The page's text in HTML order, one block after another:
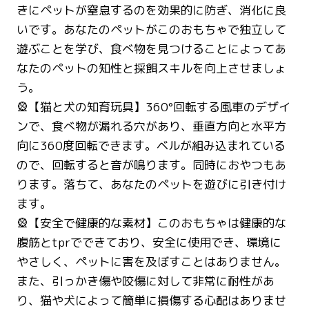
きにペットが窒息するのを効果的に防ぎ、消化に良
いです。あなたのペットがこのおもちゃで独立して
遊ぶことを学び、食べ物を見つけることによってあ
なたのペットの知性と採餌スキルを向上させましょ
う。
🎡【猫と犬の知育玩具】360°回転する風車のデザイ
ンで、食べ物が漏れる穴があり、垂直方向と水平方
向に360度回転できます。ベルが組み込まれている
ので、回転すると音が鳴ります。同時におやつもあ
ります。落ちて、あなたのペットを遊びに引き付け
ます。
🎡【安全で健康的な素材】このおもちゃは健康的な
腹筋とtprでできており、安全に使用でき、環境に
やさしく、ペットに害を及ぼすことはありません。
また、引っかき傷や咬傷に対して非常に耐性があ
り、猫や犬によって簡単に損傷する心配はありませ